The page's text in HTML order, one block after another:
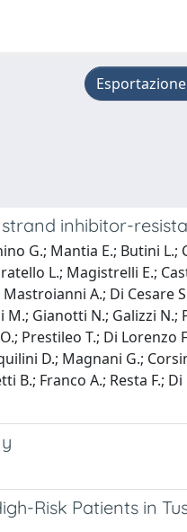
Esportazione
inhibitor-
G.; Mantia E.; Butini L.;
L.; Magistrelli E.;
A.; Di Cesare
M.; Gianotti N.; Galizzi N.;
Prestileo T.; Di Lorenzo
D.; Magnani G.;
B.; Franco A.; Resta F.; Di
Risk Patients in